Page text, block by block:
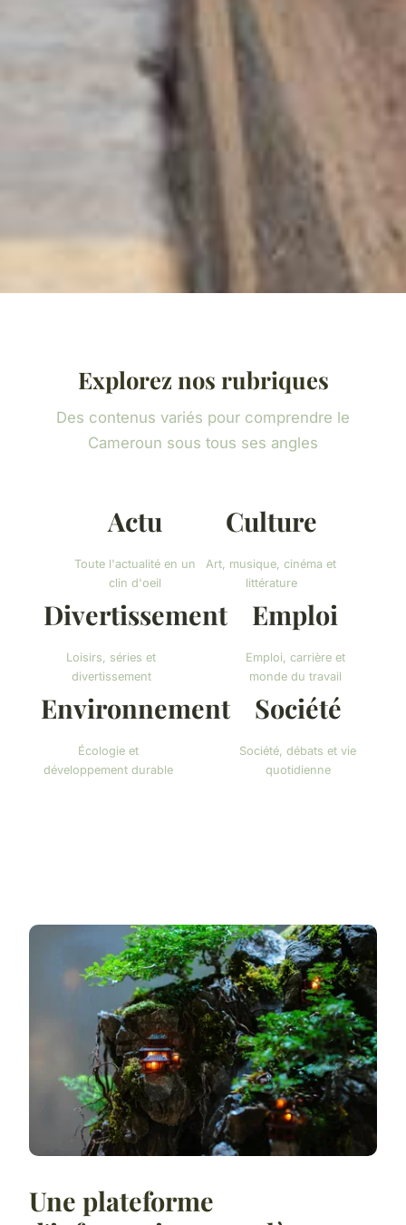
Explorez nos rubriques
Des contenus variés pour comprendre le
Cameroun sous tous ses angles
Actu
Toute l'actualité en un
clin d'oeil
Culture
Art, musique, cinéma et
littérature
Divertissement
Loisirs, séries et
divertissement
Emploi
Emploi, carrière et
monde du travail
Environnement
Écologie et
développement durable
Société
Société, débats et vie
quotidienne
Une plateforme